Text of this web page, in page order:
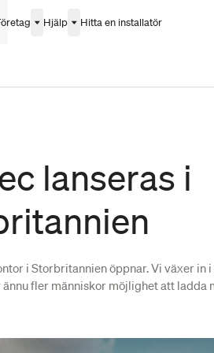
Hjälp Hitta en installatör
lanseras i
i Storbritannien öppnar. Vi växer in
fler människor möjlighet att ladda